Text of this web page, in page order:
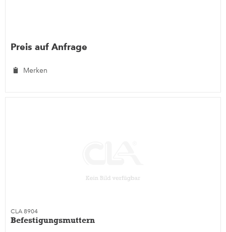
Preis auf Anfrage
Merken
CLA 8904
Befestigungsmuttern